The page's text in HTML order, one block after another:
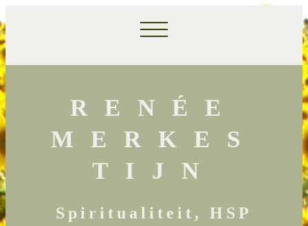
RENÉE
MERKES
TIJN
Spiritualiteit, HSP